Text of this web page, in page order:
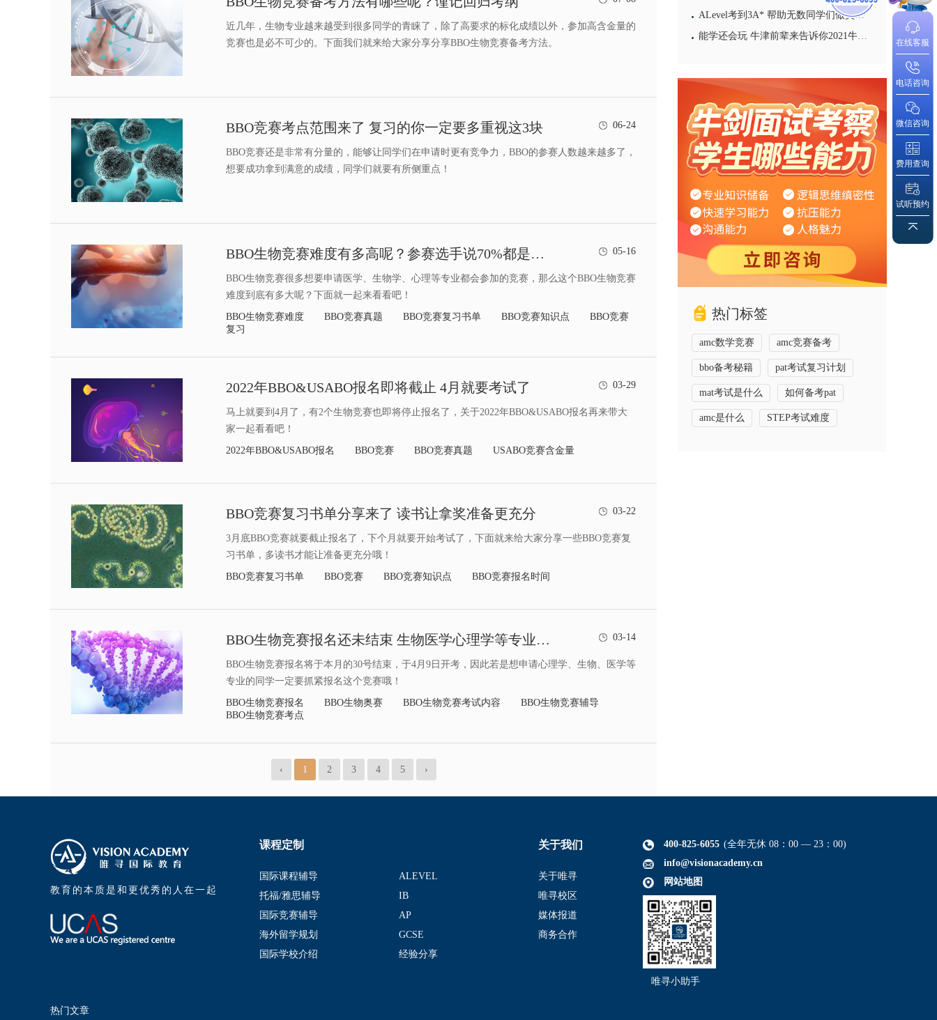
近几年，生物专业越来越受到很多同学的青睐了，除了高要求的标化成绩以外，参加高含金量的
竞赛也是必不可少的。下面我们就来给大家分享分享BBO生物竞赛备考方法。
BBO竞赛考点范围来了 复习的你一定要多重视这3块 06-24
​BBO竞赛还是非常有分量的，能够让同学们在申请时更有竞争力，BBO的参赛人数越来越多了，
想要成功拿到满意的成绩，同学们就要有所侧重点！
BBO生物竞赛难度有多高呢？参赛选手说70%都是简单题 05-16
BBO生物竞赛很多想要申请医学、生物学、心理等专业都会参加的竞赛，那么这个BBO生物竞赛
难度到底有多大呢？下面就一起来看看吧！
BBO生物竞赛难度 BBO竞赛真题 BBO竞赛复习书单 BBO竞赛知识点
BBO竞赛
复习
2022年BBO&USABO报名即将截止 4月就要考试了 03-29
马上就要到4月了，有2个生物竞赛也即将停止报名了，关于2022年BBO&USABO报名再来带大
家一起看看吧！
2022年BBO&USABO报名 BBO竞赛 BBO竞赛真题 USABO竞赛含金量
BBO竞赛复习书单分享来了 读书让拿奖准备更充分 03-22
3月底BBO竞赛就要截止报名了，下个月就要开始考试了，下面就来给大家分享一些BBO竞赛复
习书单，多读书才能让准备更充分哦！
BBO竞赛复习书单 BBO竞赛 BBO竞赛知识点 BBO竞赛报名时间
BBO生物竞赛报名还未结束 生物医学心理学等专业的同学看过来 03-14
BBO生物竞赛报名将于本月的30号结束，于4月9日开考，因此若是想申请心理学、生物、医学等
专业的同学一定要抓紧报名这个竞赛哦！
BBO生物竞赛报名 BBO生物奥赛 BBO生物竞赛考试内容
BBO生物竞赛辅导
BBO生物竞赛考点
‹ 1 2 3 4 5 ›
ALevel考到3A* 帮助无数同学们做英国本科申请选择 选揭秘牛津大学贝利奥尔学院的导师日常
能学还会玩 牛津前辈来告诉你2021牛津大学本科申请攻略
热门标签
amc数学竞赛 amc竞赛备考
bbo备考秘籍 pat考试复习计划
mat考试是什么 如何备考pat
amc是什么 STEP考试难度
教育的本质是和更优秀的人在一起
课程定制
国际课程辅导
ALEVEL
托福/雅思辅导
IB
国际竞赛辅导
AP
海外留学规划
GCSE
国际学校介绍
经验分享
关于我们
关于唯寻
唯寻校区
媒体报道
商务合作
400-825-6055 (全年无休 08：00 — 23：00)
info@visionacademy.cn
网站地图
唯寻小助手
热门文章
在线客服
电话咨询
微信咨询
费用查询
试听预约